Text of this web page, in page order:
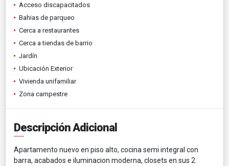
Acceso discapacitados
Bahias de parqueo
Cerca a restaurantes
Cerca a tiendas de barrio
Jardín
Ubicación Exterior
Vivienda unifamiliar
Zona campestre
Descripción Adicional
Apartamento nuevo en piso alto, cocina semi integral con
barra, acabados e iluminacion moderna, closets en sus 2